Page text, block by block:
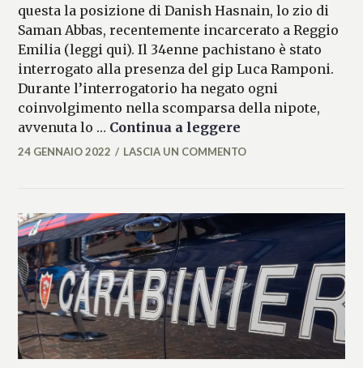
questa la posizione di Danish Hasnain, lo zio di
Saman Abbas, recentemente incarcerato a Reggio
Emilia (leggi qui). Il 34enne pachistano è stato
interrogato alla presenza del gip Luca Ramponi.
Durante l’interrogatorio ha negato ogni
coinvolgimento nella scomparsa della nipote,
avvenuta lo … Continua a leggere
ALESSIA
24 GENNAIO 2022 LASCIA UN COMMENTO